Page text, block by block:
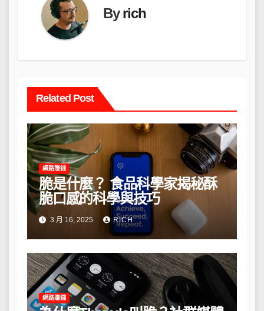
Byrich
Related Post
網路賺錢
脆是什麼？ 食品科學家揭秘酥
脆口感的科學與技巧
3 月 16, 2025 RICH
網路賺錢